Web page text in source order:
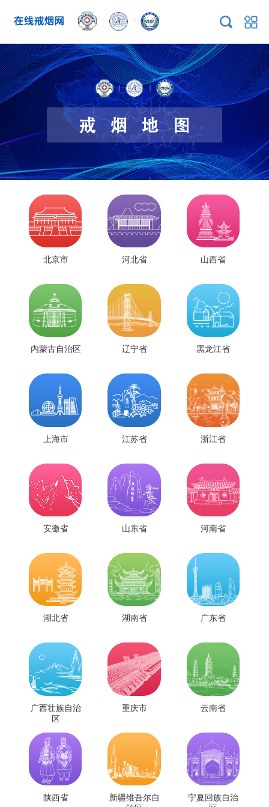
北京市 河北省 山西省
内蒙古自治区 辽宁省 黑龙江省
上海市 江苏省 浙江省
安徽省 山东省 河南省
湖北省 湖南省 广东省
广西壮族自治
区
重庆市 云南省
陕西省
新疆维吾尔自
宁夏回族自治